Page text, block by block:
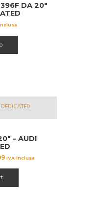
DA 20″
– AUDI
Il
€ 989.99.
IVA inclusa